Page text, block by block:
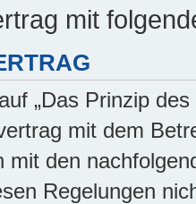
mit
„Das Prinzip
mit dem
mit den
Regelungen